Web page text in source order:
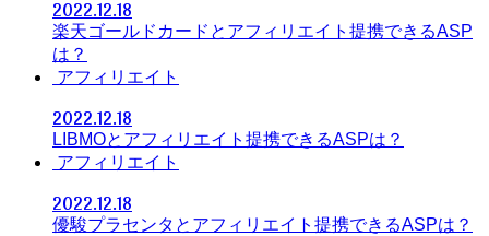
2022.12.18
楽天ゴールドカードとアフィリエイト提携できるASP
は？
アフィリエイト
2022.12.18
LIBMOとアフィリエイト提携できるASPは？
アフィリエイト
2022.12.18
優駿プラセンタとアフィリエイト提携できるASPは？